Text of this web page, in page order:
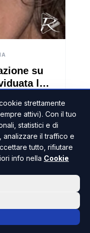
su
la
telefonata è
Stato durante
a Favara
strettamente
attivi). Con il tuo
statistici e di
il traffico e
tutto, rifiutare
info nella Cookie